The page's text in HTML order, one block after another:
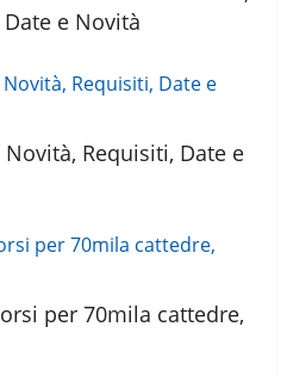
e Novità
Novità, Requisiti, Date e
per 70mila cattedre,